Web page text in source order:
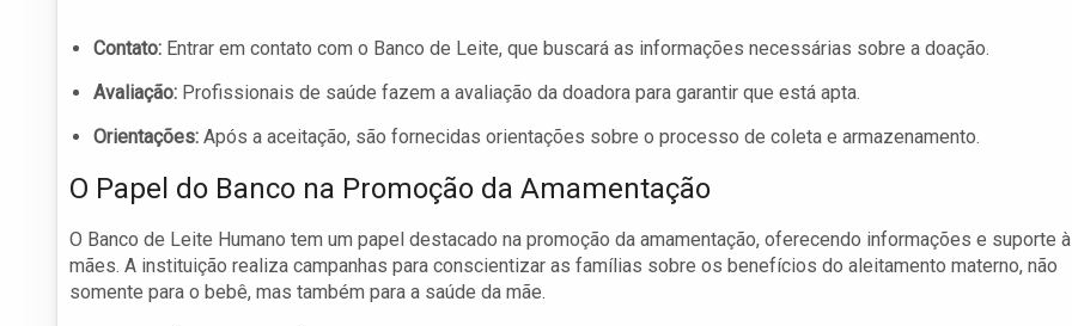
Contato: Entrar em contato com o Banco de Leite, que buscará as informações necessárias sobre a doação.
Avaliação: Profissionais de saúde fazem a avaliação da doadora para garantir que está apta.
Orientações: Após a aceitação, são fornecidas orientações sobre o processo de coleta e armazenamento.
O Papel do Banco na Promoção da Amamentação
O Banco de Leite Humano tem um papel destacado na promoção da amamentação, oferecendo informações e suporte
mães. A instituição realiza campanhas para conscientizar as famílias sobre os benefícios do aleitamento materno, não
somente para o bebê, mas também para a saúde da mãe.